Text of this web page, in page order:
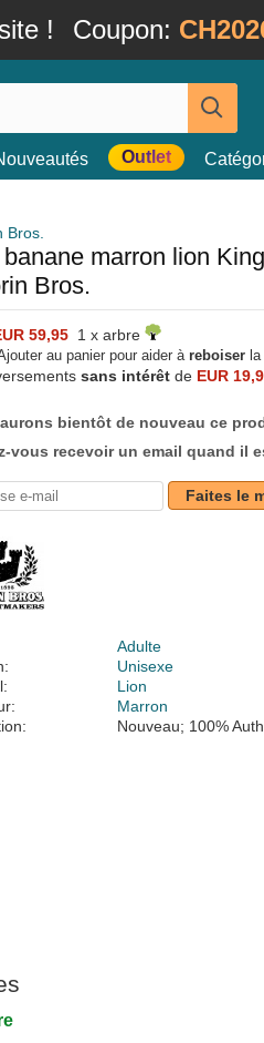
! Coupon:
Outlet
Bros.
marron lion
Bros.
59,95 1 x arbre
au panier pour aider à reboiser
sans intérêt de EUR
bientôt de nouveau ce
vous recevoir un email quand il
Faites le
Adulte
Unisexe
Lion
Marron
Nouveau; 100%